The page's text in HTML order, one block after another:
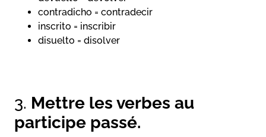
contradicho = contradecir
inscrito = inscribir
disuelto = disolver
3. Mettre les verbes au
participe passé.